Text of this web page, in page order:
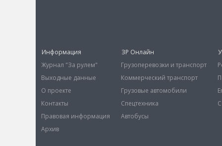
Информация
Журнал "За рулем"
Выходные данные
О проекте
Контакты
Правовая информация
Архив
ЗР Онлайн
Грузоперевозки и транспорт
Коммерческий транспорт
Грузовые автомобили
Спецтехника
Автобусы